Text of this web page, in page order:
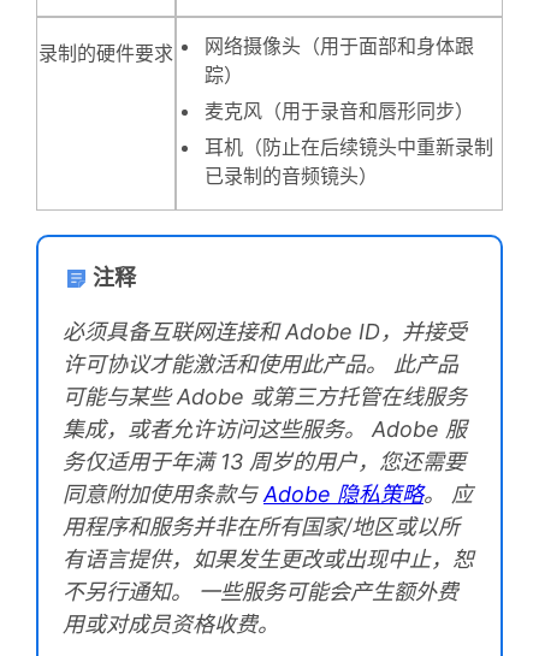
录制的硬件要求
网络摄像头（用于面部和身体跟
踪）
麦克风（用于录音和唇形同步）
耳机（防止在后续镜头中重新录制
已录制的音频镜头）
注释
必须具备互联网连接和 Adobe ID，并接受
许可协议才能激活和使用此产品。 此产品
可能与某些 Adobe 或第三方托管在线服务
集成，或者允许访问这些服务。 Adobe 服
务仅适用于年满 13 周岁的用户，您还需要
同意附加使用条款与Adobe 隐私策略。 应
用程序和服务并非在所有国家/地区或以所
有语言提供，如果发生更改或出现中止，恕
不另行通知。 一些服务可能会产生额外费
用或对成员资格收费。